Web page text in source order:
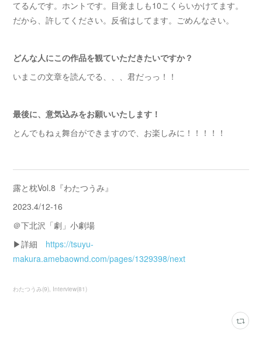
てるんです。ホントです。目覚ましも10こくらいかけてます。
だから、許してください。反省はしてます。ごめんなさい。
どんな人にこの作品を観ていただきたいですか？
いまこの文章を読んでる、、、君だっっ！！
最後に、意気込みをお願いいたします！
とんでもねぇ舞台ができますので、お楽しみに！！！！！
露と枕Vol.8『わたつうみ』
2023.4/12-16
＠下北沢「劇」小劇場
▶詳細 https://tsuyu-
makura.amebaownd.com/pages/1329398/next
わたつうみ(9) Interview(81)